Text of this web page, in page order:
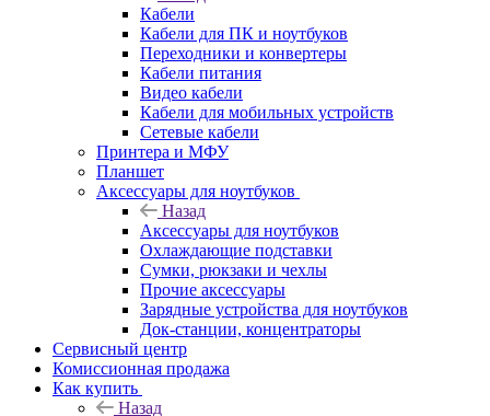
Кабели
Кабели для ПК и ноутбуков
Переходники и конвертеры
Кабели питания
Видео кабели
Кабели для мобильных устройств
Сетевые кабели
Принтера и МФУ
Планшет
Аксессуары для ноутбуков
Назад
Аксессуары для ноутбуков
Охлаждающие подставки
Сумки, рюкзаки и чехлы
Прочие аксессуары
Зарядные устройства для ноутбуков
Док-станции, концентраторы
Сервисный центр
Комиссионная продажа
Как купить
Назад